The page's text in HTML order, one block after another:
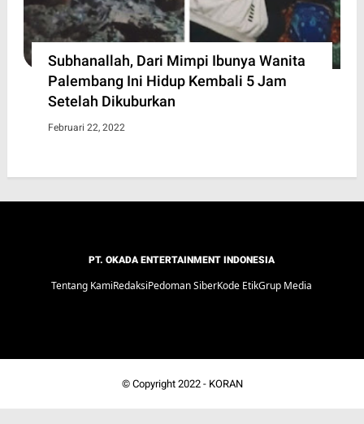
Subhanallah, Dari Mimpi Ibunya Wanita
Palembang Ini Hidup Kembali 5 Jam
Setelah Dikuburkan
Februari 22, 2022
PT. OKADA ENTERTAINMENT INDONESIA
Tentang KamiRedaksiPedoman SiberKode EtikGrup Media
© Copyright 2022 - KORAN